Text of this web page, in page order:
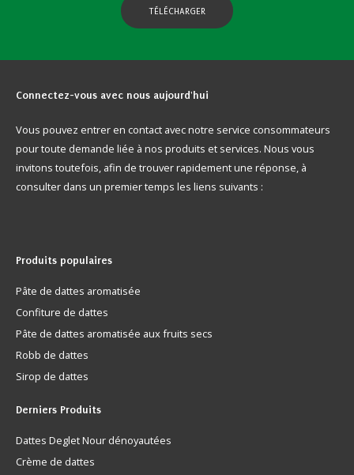
TÉLÉCHARGER
Connectez-vous avec nous aujourd'hui
Vous pouvez entrer en contact avec notre service consommateurs
pour toute demande liée à nos produits et services. Nous vous
invitons toutefois, afin de trouver rapidement une réponse, à
consulter dans un premier temps les liens suivants :
Produits populaires
Pâte de dattes aromatisée
Confiture de dattes
Pâte de dattes aromatisée aux fruits secs
Robb de dattes
Sirop de dattes
Derniers Produits
Dattes Deglet Nour dénoyautées
Crème de dattes